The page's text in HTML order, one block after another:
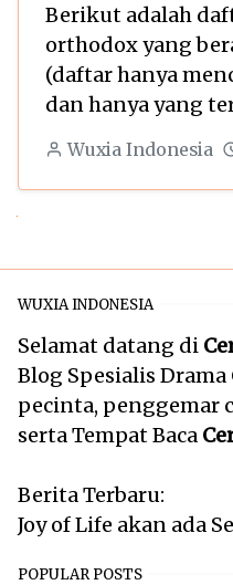
Berikut adalah
orthodox yang
(daftar hanya
dan hanya yang
Wuxia Indonesia
WUXIA INDONESIA
Selamat datang di
Blog Spesialis
pecinta, penggemar
serta Tempat Baca
Berita Terbaru:
Joy of Life akan ada
POPULAR POSTS